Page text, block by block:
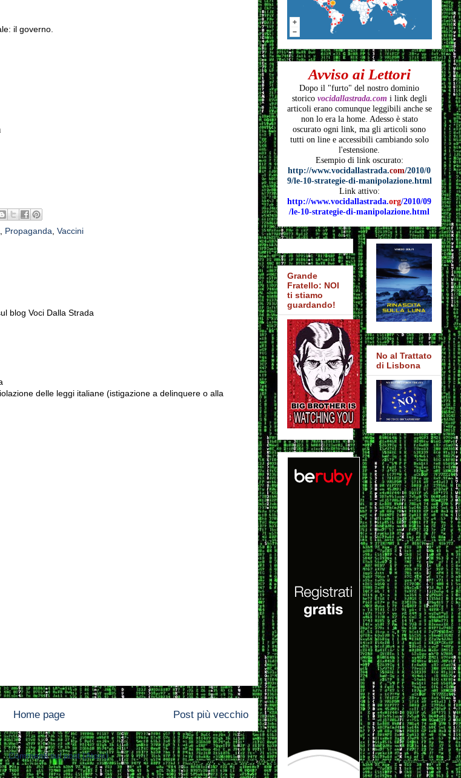
il governo.
Propaganda Vaccini
blog Voci Dalla Strada
delle leggi italiane (istigazione a delinquere o alla
Post più vecchio
Home page
Commenti sul post (Atom)
Avviso ai Lettori
Dopo il "furto" del nostro dominio
storico vocidallastrada.comi link degli
articoli erano comunque leggibili anche se
non lo era la home. Adesso è stato
oscurato ogni link, ma gli articoli sono
tutti on line e accessibili cambiando solo
l'estensione.
Esempio di link oscurato:
http://www.vocidallastrada.com/2010/0
9/le-10-strategie-di-manipolazione.html
Link attivo:
http://www.vocidallastrada.org/2010/09
/le-10-strategie-di-manipolazione.html
Grande
Fratello: NOI
ti stiamo
guardando!
No al Trattato
di Lisbona